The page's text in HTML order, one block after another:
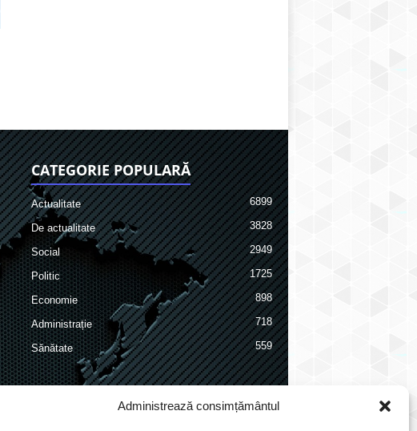
Administrează consimțământul
CATEGORIE POPULARĂ
Actualitate 6899
De actualitate 3828
Social 2949
Politic 1725
Economie 898
Administrație 718
Sănătate 559